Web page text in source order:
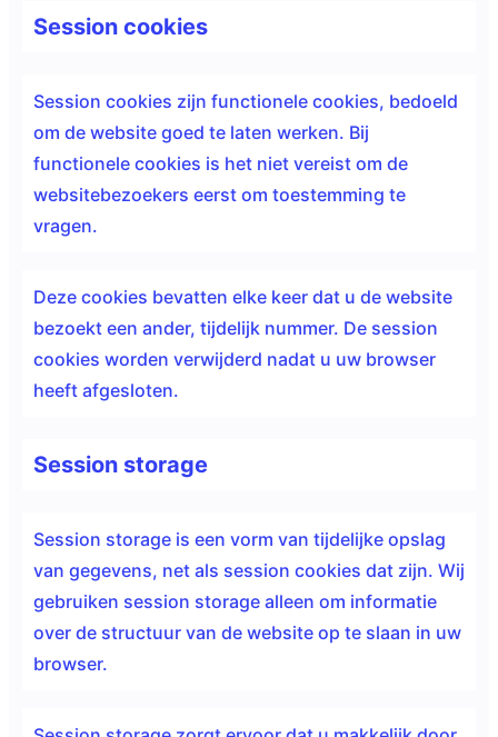
Session cookies
Session cookies zijn functionele cookies, bedoeld
om de website goed te laten werken. Bij
functionele cookies is het niet vereist om de
websitebezoekers eerst om toestemming te
vragen.
Deze cookies bevatten elke keer dat u de website
bezoekt een ander, tijdelijk nummer. De session
cookies worden verwijderd nadat u uw browser
heeft afgesloten.
Session storage
Session storage is een vorm van tijdelijke opslag
van gegevens, net als session cookies dat zijn. Wij
gebruiken session storage alleen om informatie
over de structuur van de website op te slaan in uw
browser.